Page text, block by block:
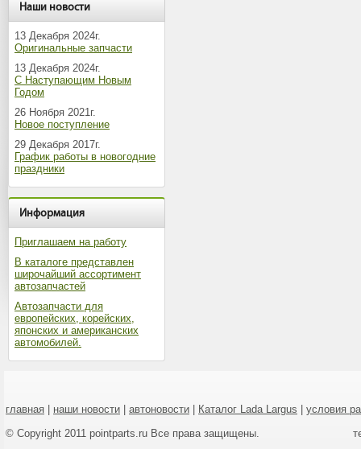
Наши новости
13 Декабря 2024г.
Оригинальные запчасти
13 Декабря 2024г.
С Наступающим Новым
Годом
26 Ноября 2021г.
Новое поступление
29 Декабря 2017г.
График работы в новогодние
праздники
Информация
Приглашаем на работу
В каталоге представлен
широчайший ассортимент
автозапчастей
Автозапчасти для
европейских, корейских,
японских и американских
автомобилей.
главная наши новости автоновости Каталог Lada Largus
условия
© Copyright 2011 pointparts.ru Все права защищены.